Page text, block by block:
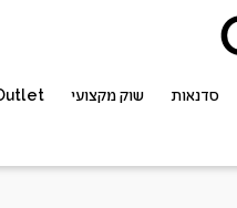
סדנאות שוק מקצועי